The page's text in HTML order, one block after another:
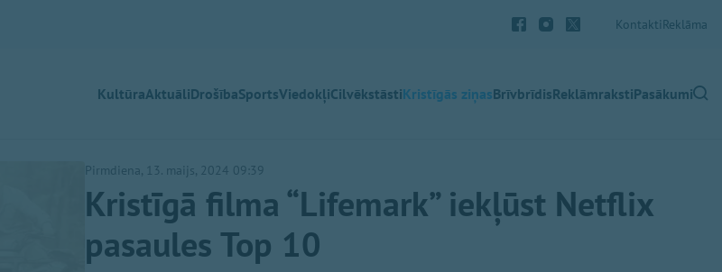
KontaktiReklāma
KultūraAktuāliDrošībaSportsViedokļiCilvēkstāstiKristīgās ziņasBrīvbrīdisReklāmrakstiPasākumi
Pirmdiena, 13. maijs, 2024 09:39
Kristīgā filma “Lifemark” iekļūst Netflix
pasaules Top 10